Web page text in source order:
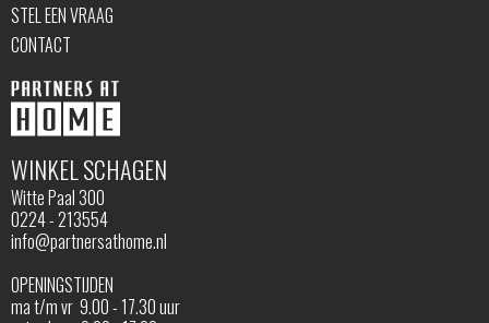
WINKEL SCHAGEN
Witte Paal 300
0224 - 213554
info@partnersathome.nl
OPENINGSTIJDEN
ma t/m vr 9.00 - 17.30 uur
STEL EEN VRAAG
CONTACT